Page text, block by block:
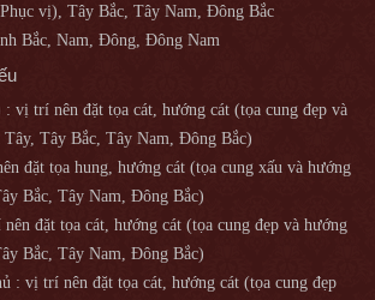
vị), Tây Bắc, Tây Nam, Đông Bắc
Bắc, Nam, Đông, Đông Nam
vị trí nên đặt tọa cát, hướng cát (tọa cung đẹp và
Tây, Tây Bắc, Tây Nam, Đông Bắc)
đặt tọa hung, hướng cát (tọa cung xấu và hướng
Bắc, Tây Nam, Đông Bắc)
đặt tọa cát, hướng cát (tọa cung đẹp và hướng
Bắc, Tây Nam, Đông Bắc)
: vị trí nên đặt tọa cát, hướng cát (tọa cung đẹp